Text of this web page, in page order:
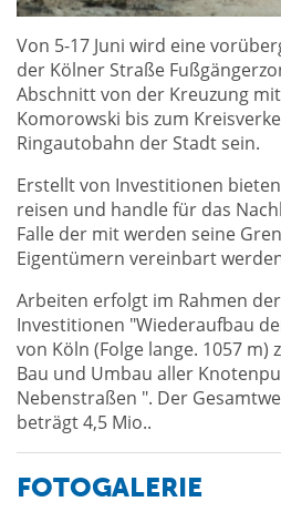
Von 5-17 Juni wird eine
der Kölner Straße
Abschnitt von der Kreuzung
Komorowski bis zum
Ringautobahn der Stadt sein.
Erstellt von Investitionen
reisen und handle für das
Falle der mit werden seine
Eigentümern vereinbart
Arbeiten erfolgt im Rahmen
Investitionen "Wiederaufbau
von Köln (Folge lange. 1057 m)
Bau und Umbau aller
Nebenstraßen ". Der
beträgt 4,5 Mio..
FOTOGALERIE